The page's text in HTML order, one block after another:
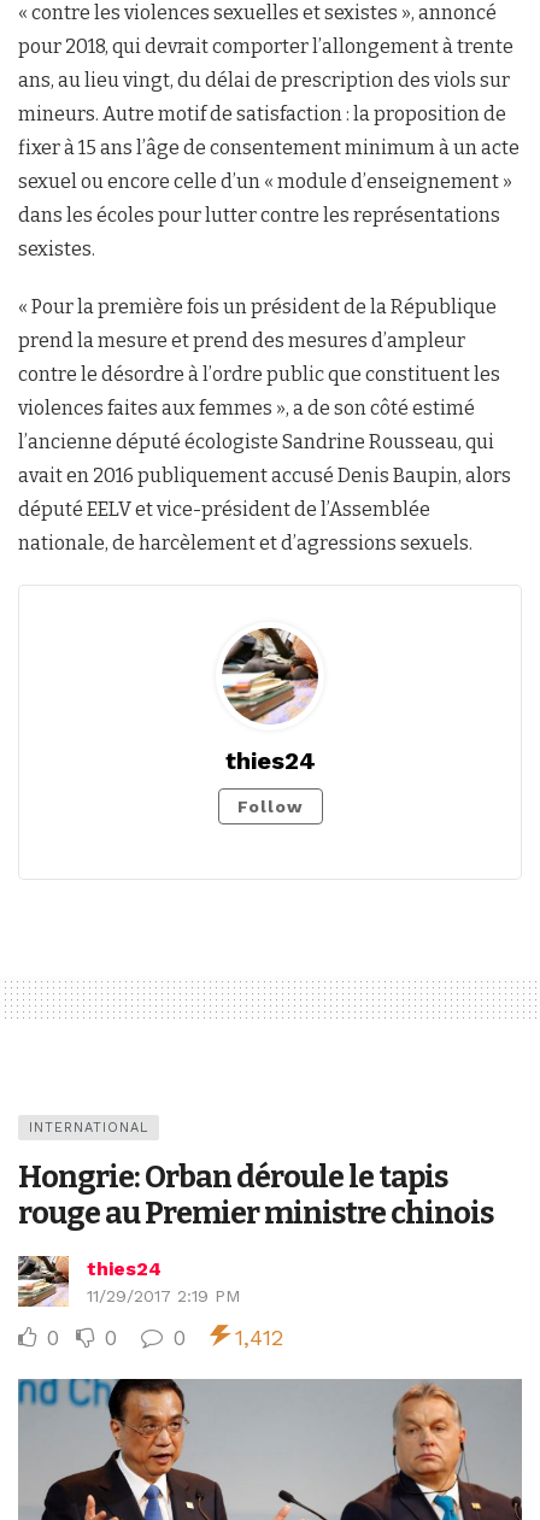
« contre les violences sexuelles et sexistes », annoncé
pour 2018, qui devrait comporter l’allongement à trente
ans, au lieu vingt, du délai de prescription des viols sur
mineurs. Autre motif de satisfaction : la proposition de
fixer à 15 ans l’âge de consentement minimum à un acte
sexuel ou encore celle d’un « module d’enseignement »
dans les écoles pour lutter contre les représentations
sexistes.
« Pour la première fois un président de la République
prend la mesure et prend des mesures d’ampleur
contre le désordre à l’ordre public que constituent les
violences faites aux femmes », a de son côté estimé
l’ancienne député écologiste Sandrine Rousseau, qui
avait en 2016 publiquement accusé Denis Baupin, alors
député EELV et vice-président de l’Assemblée
nationale, de harcèlement et d’agressions sexuels.
thies24
Follow
INTERNATIONAL
Hongrie: Orban déroule le tapis
rouge au Premier ministre chinois
thies24
11/29/2017 2:19 PM
0 0 0 1,412